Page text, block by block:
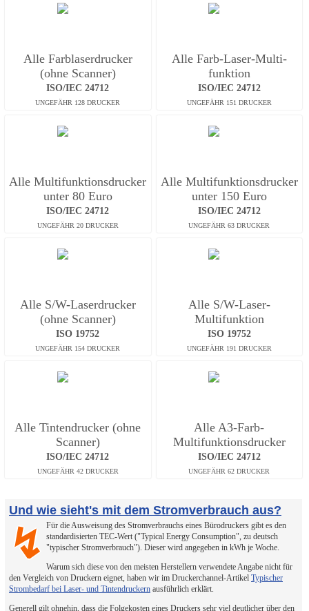
Alle Farb­laserdrucker
(ohne Scanner)
ISO/IEC 24712
Alle Farb-Laser-Multi­
funktion
ISO/IEC 24712
Alle Multifunktions­drucker
unter 80 Euro
ISO/IEC 24712
Alle Multifunktions­drucker
unter 150 Euro
ISO/IEC 24712
Alle S/W-Laserdrucker
(ohne Scanner)
ISO 19752
Alle S/W-Laser-
Multifunktion
ISO 19752
Alle Tintendrucker (ohne
Scanner)
ISO/IEC 24712
Alle A3-Farb-
Multifunktionsdrucker
ISO/IEC 24712
Und wie sieht's mit dem Stromverbrauch aus?
↯
Für die Ausweisung des Stromverbrauchs eines Bürodruckers gibt es den
standardisierten TEC-Wert ("Typical Energy Consumption", zu deutsch
"typischer Stromverbrauch"). Dieser wird angegeben in kWh je Woche.
Warum sich diese von den meisten Herstellern verwendete Angabe nicht für
den Vergleich von Druckern eignet, haben wir im Druckerchannel-Artikel Typischer
Strombedarf bei Laser- und Tintendruckern ausführlich erklärt.
Generell gilt ohnehin, dass die Folgekosten eines Druckers sehr viel deutlicher über den